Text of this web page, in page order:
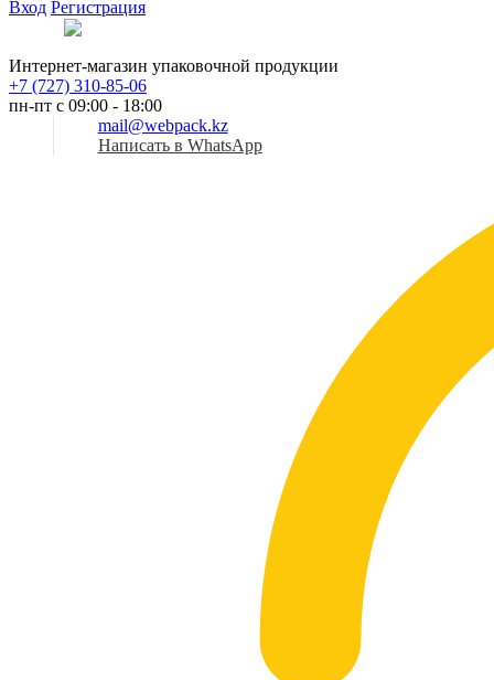
Вход Регистрация
Интернет-магазин упаковочной продукции
+7 (727) 310-85-06
пн-пт с 09:00 - 18:00
mail@webpack.kz
Написать в WhatsApp